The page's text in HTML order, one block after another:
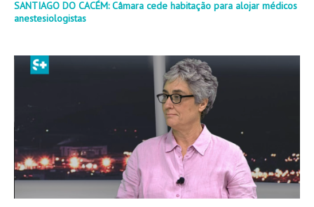
SANTIAGO DO CACÉM: Câmara cede habitação para alojar médicos
anestesiologistas